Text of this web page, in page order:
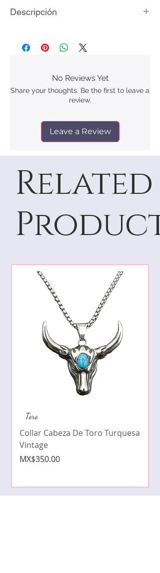
Descripción
Material magnético
No Reviews Yet
Share your thoughts. Be the first to leave a
review.
Leave a Review
Related
Products
Toro
Collar Cabeza De Toro Turquesa
Vintage
Price
MX$350.00